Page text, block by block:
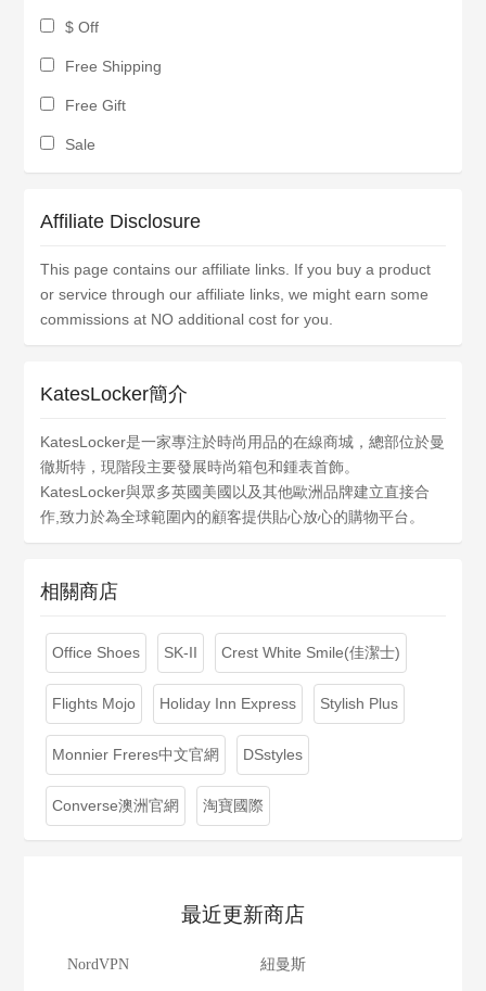
$ Off
Free Shipping
Free Gift
Sale
Affiliate Disclosure
This page contains our affiliate links. If you buy a product
or service through our affiliate links, we might earn some
commissions at NO additional cost for you.
KatesLocker簡介
KatesLocker是一家專注於時尚用品的在線商城，總部位於曼
徹斯特，現階段主要發展時尚箱包和鍾表首飾。
KatesLocker與眾多英國美國以及其他歐洲品牌建立直接合
作,致力於為全球範圍內的顧客提供貼心放心的購物平台。
相關商店
Office Shoes SK-II Crest White Smile(佳潔士)
Flights Mojo Holiday Inn Express Stylish Plus
Monnier Freres中文官網 DSstyles
Converse澳洲官網 淘寶國際
最近更新商店
NordVPN 紐曼斯